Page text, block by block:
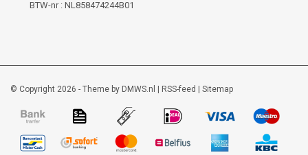
BTW-nr : NL858474244B01
© Copyright 2026 - Theme by DMWS.nl | RSS-feed | Sitemap